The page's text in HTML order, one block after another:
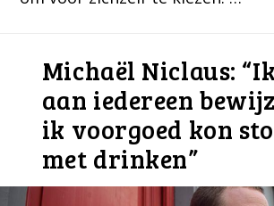
Michaël Niclaus:
aan iedereen
ik voorgoed kon
met drinken”